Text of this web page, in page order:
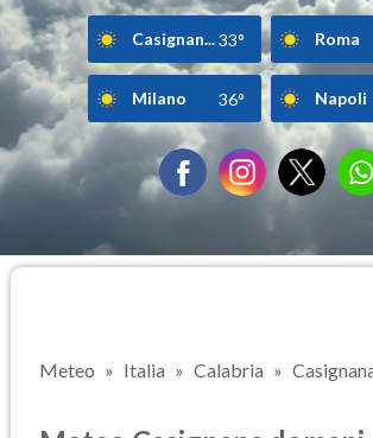
Casignan...33° Roma
Milano 36° Napoli
Meteo Italia Calabria